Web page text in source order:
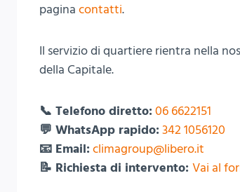
pagina contatti.
Il servizio di quartiere rientra nella
della Capitale.
📞 Telefono diretto: 06 6622151
💬 WhatsApp rapido: 342 1056120
📧 Email: climagroup@libero.it
📝 Richiesta di intervento: Vai al